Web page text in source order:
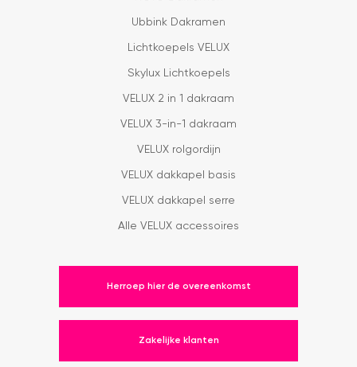
Ubbink Dakramen
Lichtkoepels VELUX
Skylux Lichtkoepels
VELUX 2 in 1 dakraam
VELUX 3-in-1 dakraam
VELUX rolgordijn
VELUX dakkapel basis
VELUX dakkapel serre
Alle VELUX accessoires
Herroep hier de overeenkomst
Zakelijke klanten